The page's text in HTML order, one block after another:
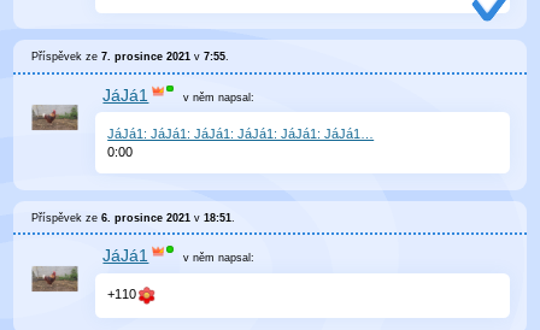
Příspěvek ze7. prosince 2021 v7:55.
JáJá1 v něm napsal:
JáJá1: JáJá1: JáJá1: JáJá1: JáJá1: JáJá1…
0:00
Příspěvek ze6. prosince 2021 v18:51
JáJá1 v něm napsal:
+110